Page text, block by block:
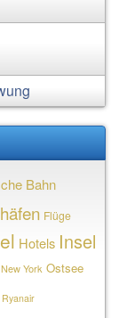
Bahn
Flüge
Hotels Insel
New York Ostsee
Ryanair